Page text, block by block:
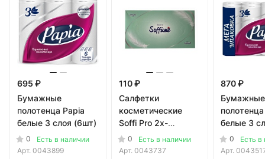
695 ₽
Бумажные
полотенца Papia
белые 3 слоя (6шт)
0
Есть в наличии
Арт. 0043899
110 ₽
Салфетки
косметические
Soffi Pro 2х-
слойные 100 шт. в
уп.
0
Есть в наличии
Арт. 0043737
870 ₽
Бумажные
белые 3
0
Есть в
Арт.